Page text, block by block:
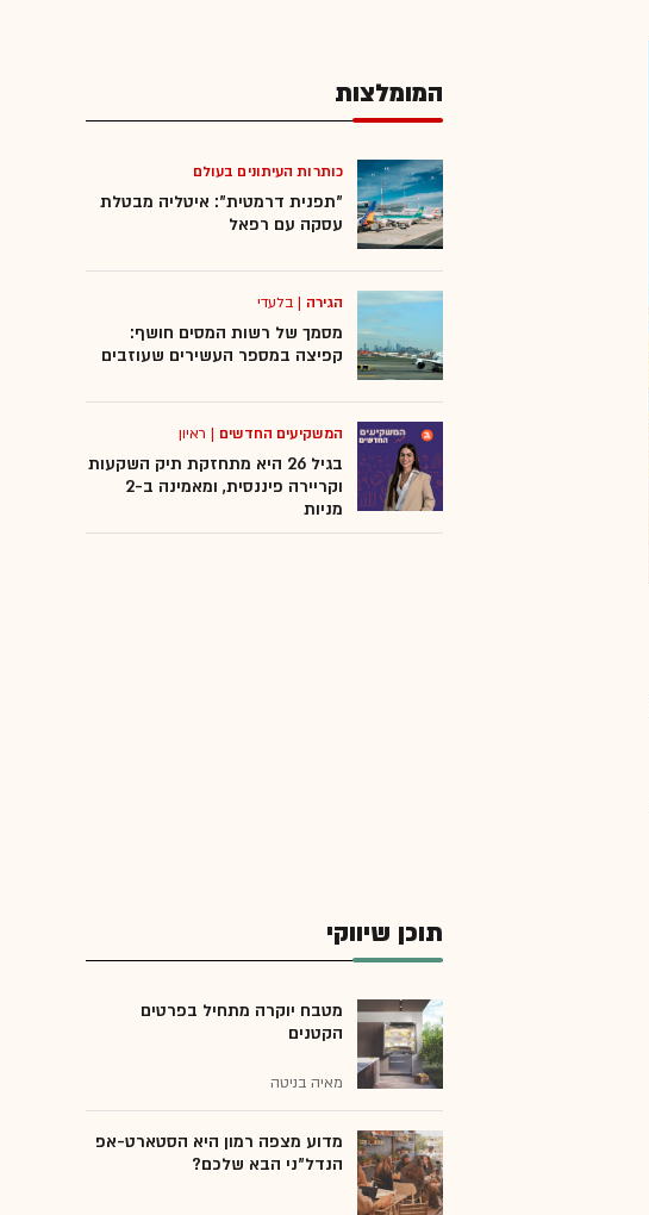
המומלצות
כותרות העיתונים בעולם
"תפנית דרמטית": איטליה מבטלת
עסקה עם רפאל
הגירה |בלעדי
מסמך של רשות המסים חושף:
קפיצה במספר העשירים שעוזבים
המשקיעים החדשים | ראיון
בגיל 26 היא מתחזקת תיק השקעות
וקריירה פיננסית, ומאמינה ב-2
מניות
תוכן שיווקי
מטבח יוקרה מתחיל בפרטים
הקטנים
מאיה בניטה
מדוע מצפה רמון היא הסטארט-אפ
הנדל"ני הבא שלכם?